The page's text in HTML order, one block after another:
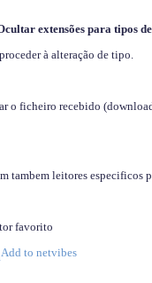
extensões para tipos
à alteração de tipo.
o ficheiro recebido
tambem leitores especificos
favorito